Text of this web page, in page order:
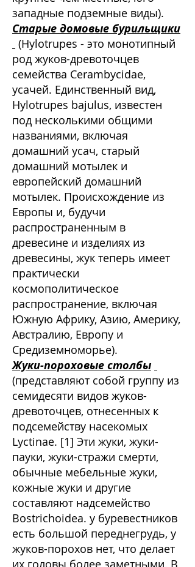
западные подземные виды).
Старые домовые бурильщики
(Hylotrupes - это монотипный
род жуков-древоточцев
семейства Cerambycidae,
усачей. Единственный вид,
Hylotrupes bajulus, известен
под несколькими общими
названиями, включая
домашний усач, старый
домашний мотылек и
европейский домашний
мотылек. Происхождение из
Европы и, будучи
распространенным в
древесине и изделиях из
древесины, жук теперь имеет
практически
космополитическое
распространение, включая
Южную Африку, Азию, Америку,
Австралию, Европу и
Средиземноморье).
Жуки-пороховые столбы
(представляют собой группу из
семидесяти видов жуков-
древоточцев, отнесенных к
подсемейству насекомых
Lyctinae. [1] Эти жуки, жуки-
пауки, жуки-стражи смерти,
обычные мебельные жуки,
кожные жуки и другие
составляют надсемейство
Bostrichoidea. у буревестников
есть большой переднегрудь, у
жуков-порохов нет, что делает
их головы более заметными. В